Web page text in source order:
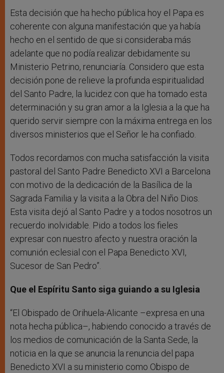
Esta decisión que ha hecho pública hoy el Papa es
coherente con alguna manifestación que ya había
hecho en el sentido de que si consideraba más
adelante que no podía realizar debidamente su
Ministerio Petrino, renunciaría. Considero que esta
decisión pone de relieve la profunda espiritualidad
del Santo Padre, la lucidez con que ha tomado esta
determinación y su gran amor a la Iglesia a la que ha
querido servir siempre con la máxima entrega en los
diversos ministerios que el Señor le ha confiado.
Todos recordamos con mucha satisfacción la visita
pastoral del Santo Padre Benedicto XVI a Barcelona
con motivo de la dedicación de la Basílica de la
Sagrada Familia y la visita a la Obra del Niño Dios.
Esta visita dejó al Santo Padre y a todos nosotros un
recuerdo inolvidable. Pido a todos los fieles
expresar con nuestro afecto y nuestra oración la
comunión eclesial con el Papa Benedicto XVI,
Sucesor de San Pedro”.
Que el Espíritu Santo siga guiando a su Iglesia
“El Obispado de Orihuela-Alicante –expresa en una
nota hecha pública–, habiendo conocido a través de
los medios de comunicación de la Santa Sede, la
noticia en la que se anuncia la renuncia del papa
Benedicto XVI a su ministerio como Obispo de